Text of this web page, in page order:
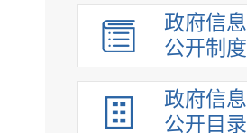
政府信息
公开制度
政府信息
公开目录